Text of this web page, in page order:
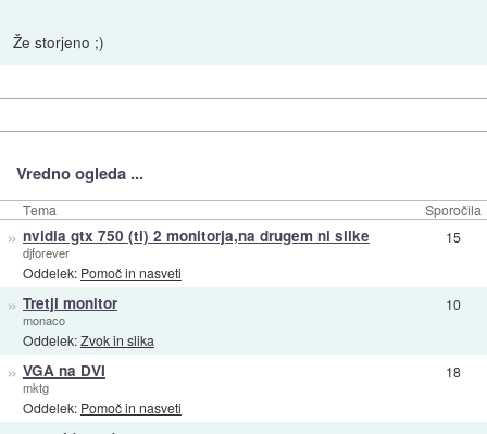
Že storjeno ;)
Vredno ogleda ...
Tema Sporočila
» nvidia gtx 750 (ti) 2 monitorja,na drugem ni slike
djforever
Oddelek: Pomoč in nasveti
15
» Tretji monitor
monaco
Oddelek:Zvok in slika
10
» VGA na DVI
mktg
Oddelek: Pomoč in nasveti
18